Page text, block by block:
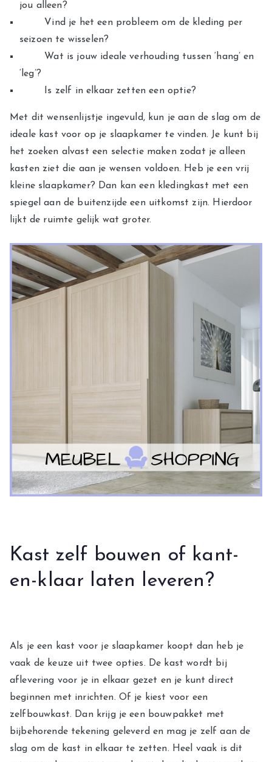
jou alleen?
Vind je het een probleem om de kleding per
seizoen te wisselen?
Wat is jouw ideale verhouding tussen ‘hang’ en
‘leg’?
Is zelf in elkaar zetten een optie?
Met dit wensenlijstje ingevuld, kun je aan de slag om de
ideale kast voor op je slaapkamer te vinden. Je kunt bij
het zoeken alvast een selectie maken zodat je alleen
kasten ziet die aan je wensen voldoen. Heb je een vrij
kleine slaapkamer? Dan kan een kledingkast met een
spiegel aan de buitenzijde een uitkomst zijn. Hierdoor
lijkt de ruimte gelijk wat groter.
Kast zelf bouwen of kant-
en-klaar laten leveren?
Als je een kast voor je slaapkamer koopt dan heb je
vaak de keuze uit twee opties. De kast wordt bij
aflevering voor je in elkaar gezet en je kunt direct
beginnen met inrichten. Of je kiest voor een
zelfbouwkast. Dan krijg je een bouwpakket met
bijbehorende tekening geleverd en mag je zelf aan de
slag om de kast in elkaar te zetten. Heel vaak is dit